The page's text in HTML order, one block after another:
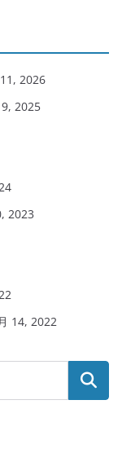
2026
2025
2023
14, 2022